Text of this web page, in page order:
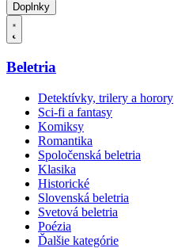
Doplnky
Beletria
Detektívky, trilery a horory
Sci-fi a fantasy
Komiksy
Romantika
Spoločenská beletria
Klasika
Historické
Slovenská beletria
Svetová beletria
Poézia
Ďalšie kategórie